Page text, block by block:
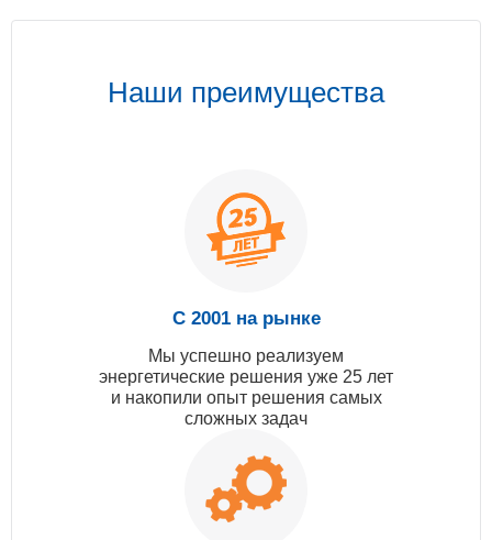
Наши преимущества
С 2001 на рынке
Мы успешно реализуем
энергетические решения уже 25 лет
и накопили опыт решения самых
сложных задач